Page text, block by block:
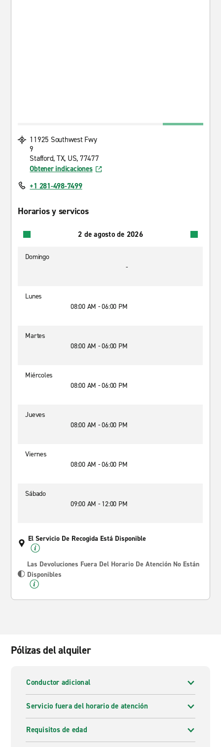
11925 Southwest Fwy
9
Stafford, TX, US, 77477
Obtener indicaciones
+1 281-498-7499
Horarios y servicos
2 de agosto de 2026
Domingo
-
Lunes
08:00 AM - 06:00 PM
Martes
08:00 AM - 06:00 PM
Miércoles
08:00 AM - 06:00 PM
Jueves
08:00 AM - 06:00 PM
Viernes
08:00 AM - 06:00 PM
Sábado
09:00 AM - 12:00 PM
El Servicio De Recogida Está Disponible
Las Devoluciones Fuera Del Horario De Atención No Están
Disponibles
Pólizas del alquiler
Conductor adicional
Servicio fuera del horario de atención
Requisitos de edad